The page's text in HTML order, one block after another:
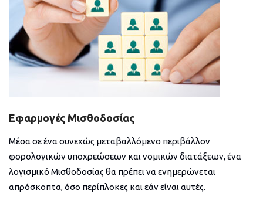
Εφαρμογές Μισθοδοσίας
Μέσα σε ένα συνεχώς μεταβαλλόμενο περιβάλλον
φορολογικών υποχρεώσεων και νομικών διατάξεων, ένα
λογισμικό Μισθοδοσίας θα πρέπει να ενημερώνεται
απρόσκοπτα, όσο περίπλοκες και εάν είναι αυτές.